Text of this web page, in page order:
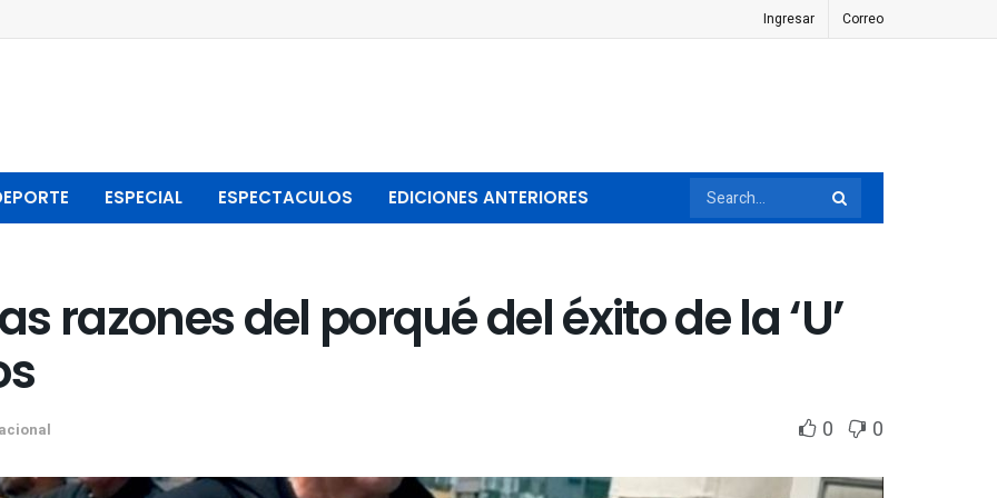
Ingresar Correo
ESPECIAL ESPECTACULOS EDICIONES ANTERIORES
razones del porqué del éxito de la ‘U’
0 0